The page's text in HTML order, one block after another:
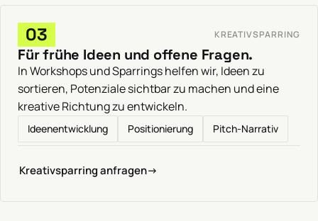
03 KREATIVSPARRING
Für frühe Ideen und offene Fragen.
In Workshops und Sparrings helfen wir, Ideen zu
sortieren, Potenziale sichtbar zu machen und eine
kreative Richtung zu entwickeln.
Ideenentwicklung Positionierung Pitch-Narrativ
Kreativsparring anfragen→